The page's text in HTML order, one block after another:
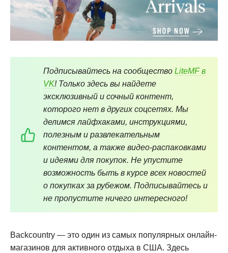
Подписывайтесь на сообщество LiteMF в
VK! Только здесь вы найдете
эксклюзивный и сочный контент,
которого нет в других соцсетях. Мы
делимся лайфхаками, инструкциями,
полезным и развлекательным
контентом, а также видео-распаковками
и идеями для покупок. Не упустите
возможность быть в курсе всех новостей
о покупках за рубежом. Подписывайтесь и
не пропустите ничего интересного!
Backcountry — это один из самых популярных онлайн-
магазинов для активного отдыха в США. Здесь